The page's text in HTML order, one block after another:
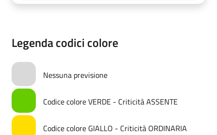
Legenda codici colore
Nessuna previsione
Codice colore VERDE - Criticità ASSENTE
Codice colore GIALLO - Criticità ORDINARIA